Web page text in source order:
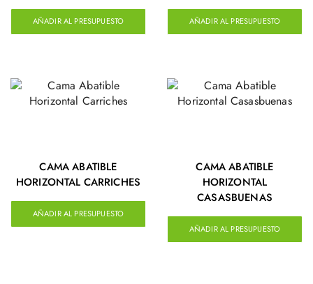
AÑADIR AL PRESUPUESTO AÑADIR AL PRESUPUESTO
CAMA ABATIBLE
HORIZONTAL CARRICHES
AÑADIR AL PRESUPUESTO
CAMA ABATIBLE
HORIZONTAL
CASASBUENAS
AÑADIR AL PRESUPUESTO